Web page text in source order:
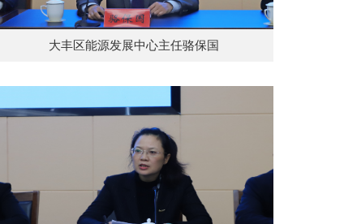
大丰区能源发展中心主任骆保国